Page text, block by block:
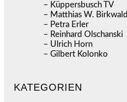
– Küppersbusch TV
– Matthias W. Birkwald
– Petra Erler
– Reinhard Olschanski
– Ulrich Horn
– Gilbert Kolonko
KATEGORIEN